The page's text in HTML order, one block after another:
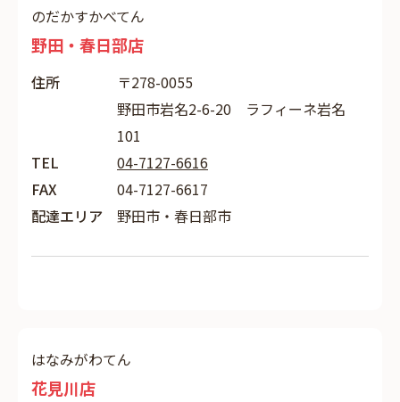
のだかすかべてん
野田・春日部店
住所
〒278-0055
野田市岩名2-6-20 ラフィーネ岩名
101
TEL
04-7127-6616
FAX
04-7127-6617
配達エリア
野田市・春日部市
はなみがわてん
花見川店